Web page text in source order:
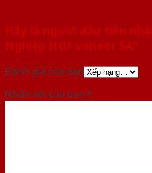
Hãy là người đầu tiên
Nghiệp HDF veneer 5A”
Đánh giá của bạn
Nhận xét của bạn *